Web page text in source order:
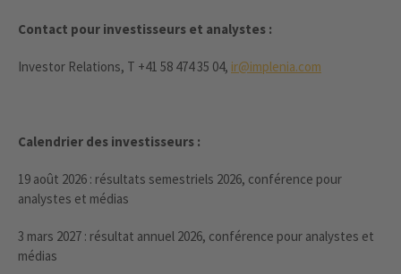
Contact pour investisseurs et analystes :
Investor Relations, T +41 58 474 35 04, ir@implenia.com
Calendrier des investisseurs :
19 août 2026 : résultats semestriels 2026, conférence pour
analystes et médias
3 mars 2027 : résultat annuel 2026, conférence pour analystes et
médias